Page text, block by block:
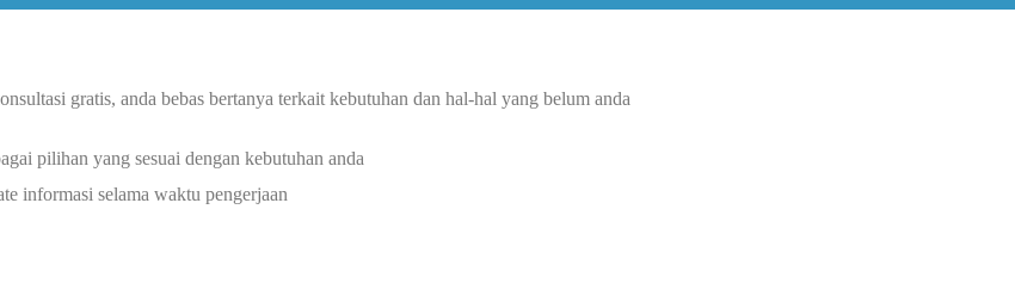
gratis, anda bebas bertanya terkait kebutuhan dan hal-hal yang belum anda
pilihan yang sesuai dengan kebutuhan anda
informasi selama waktu pengerjaan